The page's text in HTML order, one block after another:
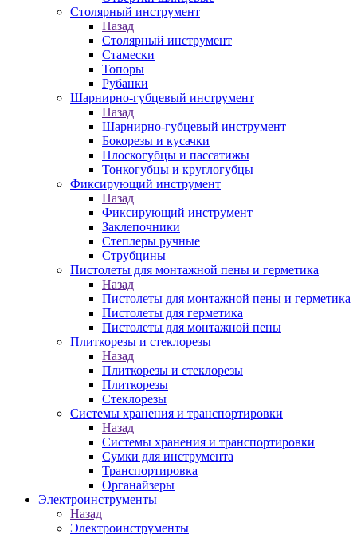
Столярный инструмент
Назад
Столярный инструмент
Стамески
Топоры
Рубанки
Шарнирно-губцевый инструмент
Назад
Шарнирно-губцевый инструмент
Бокорезы и кусачки
Плоскогубцы и пассатижы
Тонкогубцы и круглогубцы
Фиксирующий инструмент
Назад
Фиксирующий инструмент
Заклепочники
Степлеры ручные
Струбцины
Пистолеты для монтажной пены и герметика
Назад
Пистолеты для монтажной пены и герметика
Пистолеты для герметика
Пистолеты для монтажной пены
Плиткорезы и стеклорезы
Назад
Плиткорезы и стеклорезы
Плиткорезы
Стеклорезы
Системы хранения и транспортировки
Назад
Системы хранения и транспортировки
Сумки для инструмента
Транспортировка
Органайзеры
Электроинструменты
Назад
Электроинструменты